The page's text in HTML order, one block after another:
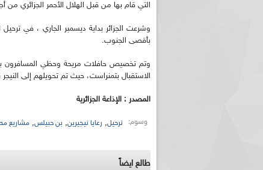
التي قام بها من قبل الهلال الأحمر الجزائري من
وشرعت الجزائر بداية ديسمبر الجاري ، في ترحيل
بأقصى الجنوب.
وتم تخصيص حافلات مريحة وحظي المسافرون
الاستقبال بتمنراست، حيث تم تحويلهم إلى
المصدر : الإذاعة الجزائرية
وسوم: ترحيل, رعايا نيجيرين, بن حبيلس, مشاريع
طالع ايضاً